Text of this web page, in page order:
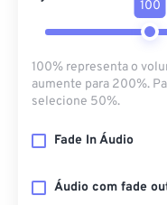
100
100% representa o
aumente para 200%.
selecione 50%.
Fade In Áudio
Áudio com fade